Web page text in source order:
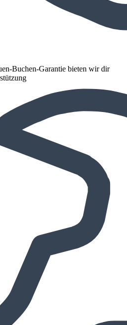
Buchen-Garantie bieten wir dir